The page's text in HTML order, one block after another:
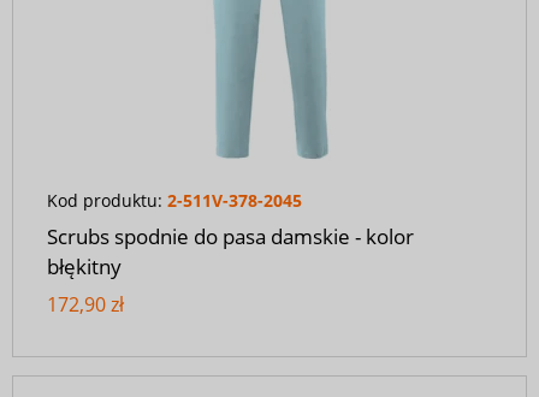
Kod produktu: 2-511V-378-2045
Scrubs spodnie do pasa damskie - kolor
błękitny
172,90 zł